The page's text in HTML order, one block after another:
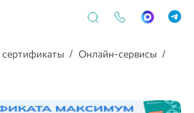
Онлайн-сервисы